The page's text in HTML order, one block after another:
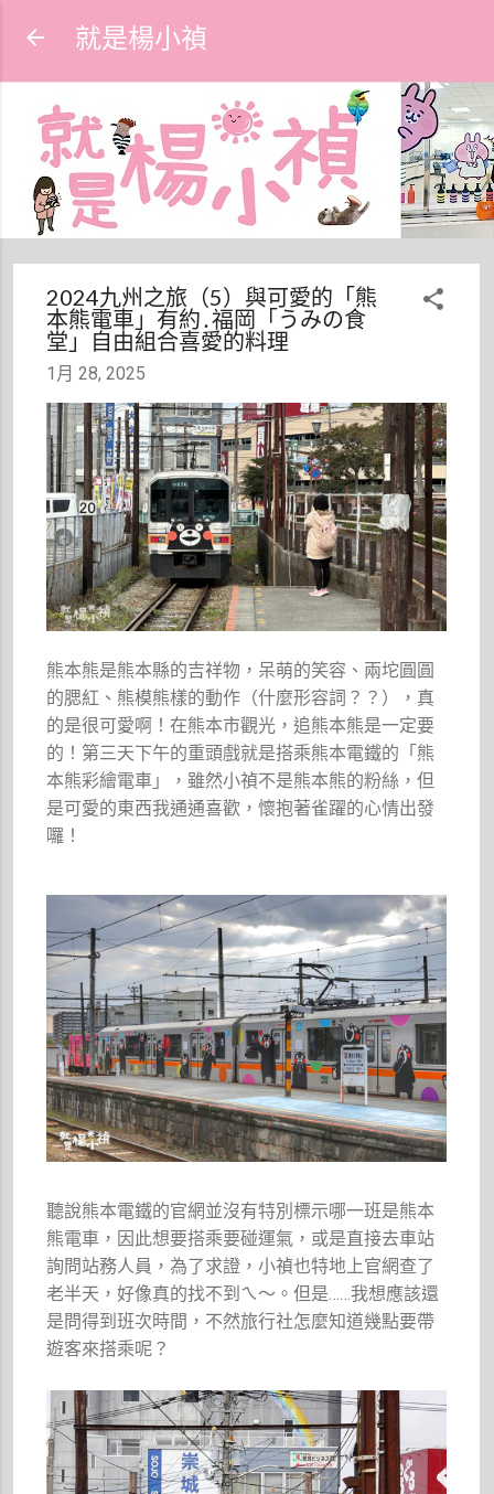
跳到主要內容
就是楊小禎
2024九州之旅（5）與可愛的「熊
本熊電車」有約․福岡「うみの食
堂」自由組合喜愛的料理
1月 28, 2025
熊本熊是熊本縣的吉祥物，呆萌的笑容、兩坨圓圓
的腮紅、熊模熊樣的動作（什麼形容詞？？），真
的是很可愛啊！在熊本市觀光，追熊本熊是一定要
的！第三天下午的重頭戲就是搭乘熊本電鐵的「熊
本熊彩繪電車」，雖然小禎不是熊本熊的粉絲，但
是可愛的東西我通通喜歡，懷抱著雀躍的心情出發
囉！
聽說熊本電鐵的官網並沒有特別標示哪一班是熊本
熊電車，因此想要搭乘要碰運氣，或是直接去車站
詢問站務人員，為了求證，小禎也特地上官網查了
老半天，好像真的找不到ㄟ～。但是……我想應該還
是問得到班次時間，不然旅行社怎麼知道幾點要帶
遊客來搭乘呢？